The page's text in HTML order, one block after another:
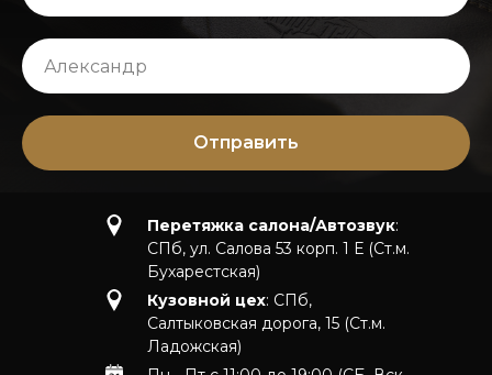
Отправить
Перетяжка салона/Автозвук:
СПб, ул. Салова 53 корп. 1 Е (Ст.м.
Бухарестская)
Кузовной цех: СПб,
Салтыковская дорога, 15 (Ст.м.
Ладожская)